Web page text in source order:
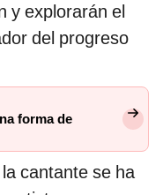
y explorarán el
del progreso
forma de
cantante se ha